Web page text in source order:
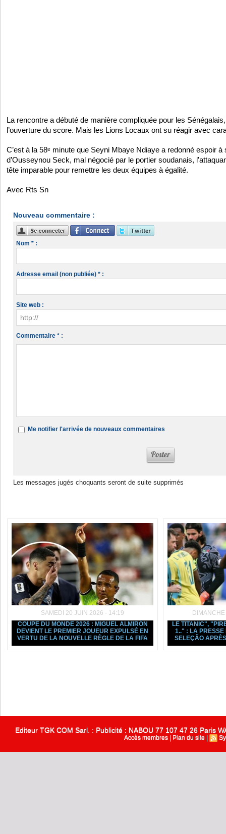
La rencontre a débuté de manière compliquée pour les
l’ouverture du score. Mais les Lions Locaux ont su réagir avec
C’est à la 58ᵉ minute que Seyni Mbaye Ndiaye a redonné espoir
d’Ousseynou Seck, mal négocié par le portier soudanais,
tête imparable pour remettre les deux équipes à égalité.
Avec Rts Sn
Nouveau commentaire :
Nom * :
Adresse email (non publiée) * :
Site web :
Commentaire * :
Me notifier l'arrivée de nouveaux commentaires
Les messages jugés choquants seront de suite supprimés
SAMEDI 20 JUIN 2026 - 14:19
COUPE DU MONDE 2026 : MIGUEL ALMIRÓN
DEVIENT LE PREMIER JOUEUR EXPULSÉ EN
VERTU DE LA NOUVELLE RÈGLE DE LA FIFA
LE TITANIC",
1.." : LA PRESSE
SELEÇÃO
Editeur TGK COM Sarl. : Publicité : NABOU 77 107 47 26 Paris
Accès membres Plan du site